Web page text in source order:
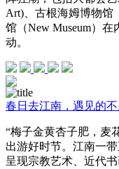
Art)、古根海姆博物馆
馆（New Museum）
动。
春日去江南，遇见的
“梅子金黄杏子肥，麦
出游好时节。江南一
呈现宗教艺术、近代